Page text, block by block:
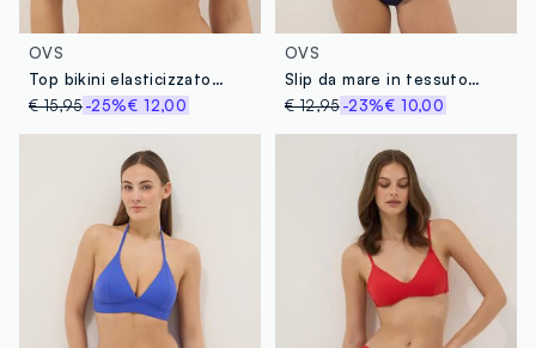
OVS
Top bikini elasticizzato arancione con imbottitura removibile
€ 15,95-25%€ 12,00
OVS
Slip da mare in tessuto elasticizzato blu con vita alta
€ 12,95 -23%€ 10,00